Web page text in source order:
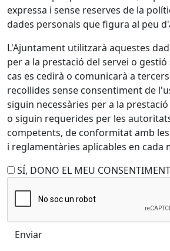
expressa i sense reserves de la
dades personals que figura al peu
L'Ajuntament utilitzarà aquestes
per a la prestació del servei o gestió
cas es cedirà o comunicarà a
recollides sense consentiment de
siguin necessàries per a la prestació
o siguin requerides per les
competents, de conformitat amb
i reglamentàries aplicables en cada
SÍ, DONO EL MEU